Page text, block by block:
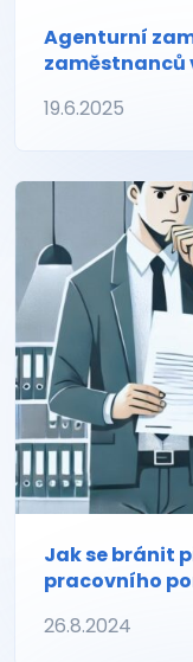
Agenturní
zaměstnanců
19.6.2025
Jak se bránit
pracovního
26.8.2024